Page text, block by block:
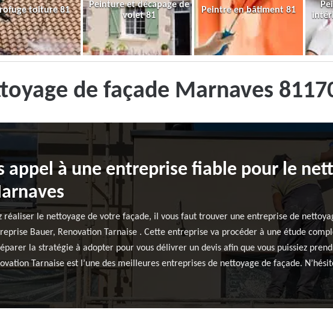
toiture 81
Peinture et décapage de
volet 81
Peintre en bâtiment 81
de façade Marnaves
appel à une entreprise fiable pour le
réaliser le nettoyage de votre façade, il vous faut trouver une entreprise de
Bauer, Renovation Tarnaise . Cette entreprise va procéder à une étude
la stratégie à adopter pour vous délivrer un devis afin que vous puissiez
Tarnaise est l’une des meilleures entreprises de nettoyage de façade.